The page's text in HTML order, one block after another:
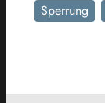
Sperrung